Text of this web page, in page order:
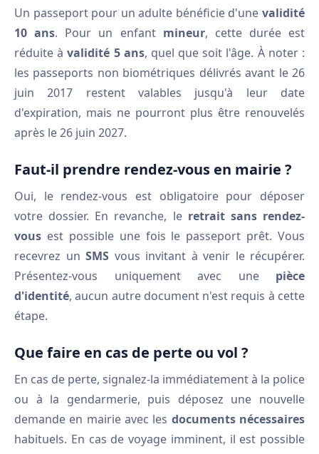
Un passeport pour un adulte bénéficie d'une validité
10 ans. Pour un enfant mineur, cette durée est
réduite àvalidité 5 ans, quel que soit l'âge. À noter :
les passeports non biométriques délivrés avant le 26
juin 2017 restent valables jusqu'à leur date
d'expiration, mais ne pourront plus être renouvelés
après le 26 juin 2027.
Faut-il prendre rendez-vous en mairie ?
Oui, le rendez-vous est obligatoire pour déposer
votre dossier. En revanche, le retrait sans rendez-
vous est possible une fois le passeport prêt. Vous
recevrez un SMS vous invitant à venir le récupérer.
Présentez-vous uniquement avec une pièce
d'identité, aucun autre document n'est requis à cette
étape.
Que faire en cas de perte ou vol ?
En cas de perte, signalez-la immédiatement à la police
ou à la gendarmerie, puis déposez une nouvelle
demande en mairie avec les documents nécessaires
habituels. En cas de voyage imminent, il est possible